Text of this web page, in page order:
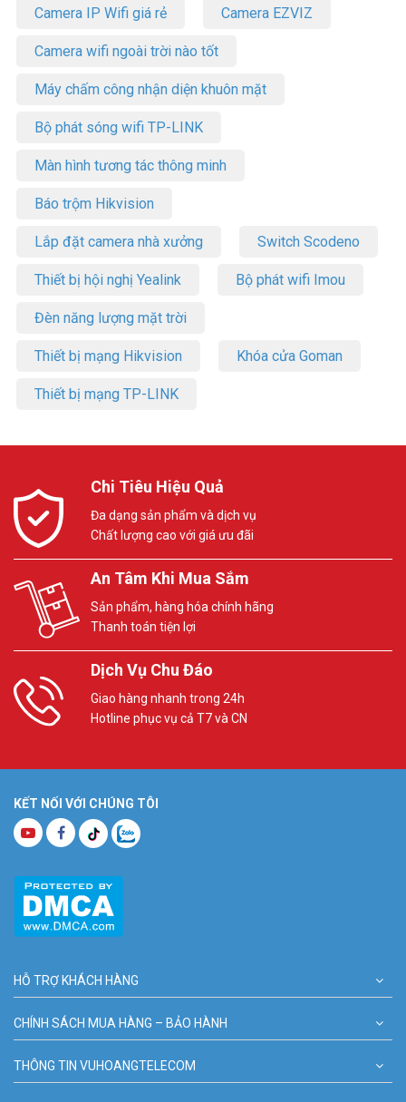
Camera IP Wifi giá rẻ Camera EZVIZ
Camera wifi ngoài trời nào tốt
Máy chấm công nhận diện khuôn mặt
Bộ phát sóng wifi TP-LINK
Màn hình tương tác thông minh
Báo trộm Hikvision
Lắp đặt camera nhà xưởng Switch Scodeno
Thiết bị hội nghị Yealink Bộ phát wifi Imou
Đèn năng lượng mặt trời
Thiết bị mạng Hikvision Khóa cửa Goman
Thiết bị mạng TP-LINK
Chi Tiêu Hiệu Quả
Đa dạng sản phẩm và dịch vụ
Chất lượng cao với giá ưu đãi
An Tâm Khi Mua Sắm
Sản phẩm, hàng hóa chính hãng
Thanh toán tiện lợi
Dịch Vụ Chu Đáo
Giao hàng nhanh trong 24h
Hotline phục vụ cả T7 và CN
KẾT NỐI VỚI CHÚNG TÔI
HỖ TRỢ KHÁCH HÀNG
CHÍNH SÁCH MUA HÀNG – BẢO HÀNH
THÔNG TIN VUHOANGTELECOM